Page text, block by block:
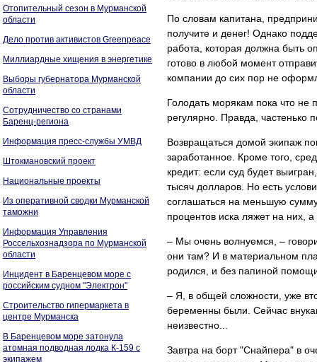
Отопительный сезон в Мурманской
области
Дело против активистов Greenpeace
Миллиардные хищения в энергетике
Выборы губернатора Мурманской
области
Сотрудничество со странами
Баренц-региона
Информация пресс-службы УМВД
Штокмановский проект
Национальные проекты
Из оперативной сводки Мурманской
таможни
Информация Управления
Россельхознадзора по Мурманской
области
Инцидент в Баренцевом море с
российским судном "Электрон"
Строительство гипермаркета в
центре Мурманска
В Баренцевом море затонула
атомная подводная лодка К-159 с
экипажем
По словам капитана,
получите и денег! Однако
работа, которая должна быть
готово в любой момент
компании до сих пор не
Голодать морякам пока что не
регулярно. Правда,
Возвращаться домой экипаж
заработанное. Кроме того,
кредит: если суд будет
тысяч долларов. Но есть
соглашаться на меньшую
процентов иска ляжет на них,
– Мы очень волнуемся, –
они там? И в материальном
родился, и без папиной
– Я, в общей сложности, уже
беременны были. Сейчас
неизвестно...
Завтра на борт "Снайпера" в